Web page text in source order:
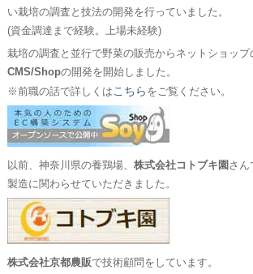
い栽培の調査と技法の開発を行っていました。
(資金調達まで経験。上場未経験)
栽培の調査と並行で野菜の販売からネットショップ
CMS/Shopの開発を開始しました。
※前職の話で詳しくは こちら をご覧ください。
以前、神奈川県の養鶏場、 株式会社コトブキ園 さん
製造に関わらせていただきました。
株式会社京都農販で技術顧問をしています。